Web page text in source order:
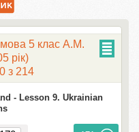
мова 5 клас А.М.
рік)
з 214
- Lesson 9. Ukrainian